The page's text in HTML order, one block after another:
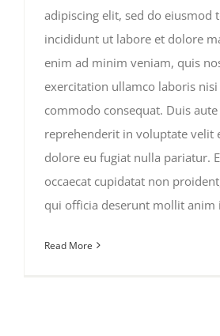
adipiscing elit, sed do eiusmod
incididunt ut labore et dolore
enim ad minim veniam, quis
exercitation ullamco laboris
commodo consequat. Duis
reprehenderit in voluptate velit
dolore eu fugiat nulla pariatur.
occaecat cupidatat non
qui officia deserunt mollit anim
Read More